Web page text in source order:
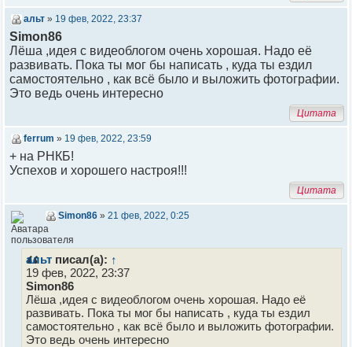
альт » 19 фев, 2022, 23:37
Simon86
Лёша ,идея с видеоблогом очень хорошая. Надо её
развивать. Пока ты мог бы написать , куда ты ездил
самостоятельно , как всё было и выложить фотографии.
Это ведь очень интересно
Цитата
ferrum » 19 фев, 2022, 23:59
+ на РНКБ!
Успехов и хорошего настроя!!!
Цитата
Simon86 » 21 фев, 2022, 0:25
альт писал(а): ↑
19 фев, 2022, 23:37
Simon86
Лёша ,идея с видеоблогом очень хорошая. Надо её
развивать. Пока ты мог бы написать , куда ты ездил
самостоятельно , как всё было и выложить фотографии.
Это ведь очень интересно